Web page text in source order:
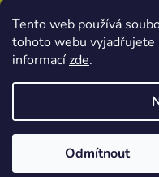
Tento web používá
tohoto webu vyjadřujete
informacízde.
Odmítnout
Vložením e-mailu
osobních údajů
PŘIHLÁSIT SE
Vytvořil